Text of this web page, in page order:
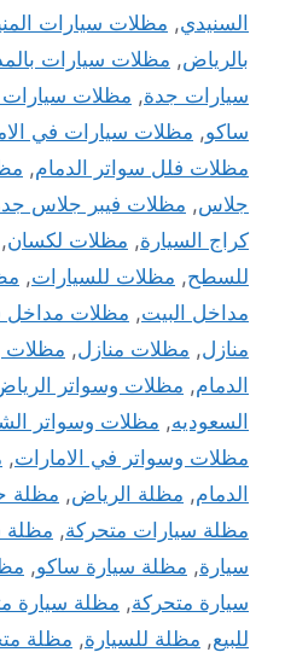
السنيدي, مظلات سيارات
بالرياض, مظلات سيارات
سيارات جدة, مظلات
ساكو, مظلات سيارات في
مظلات فلل سواتر الدمام,
جلاس, مظلات فيبر جلاس
كراج السيارة, مظلات لكسان,
للسطح, مظلات للسيارات,
مداخل البيت, مظلات مداخل
منازل, مظلات منازل, مظلات
الدمام, مظلات وسواتر
السعوديه, مظلات وسواتر
مظلات وسواتر في الامارات,
الدمام, مظلة الرياض, مظلة
مظلة سيارات متحركة, مظلة
سيارة, مظلة سيارة ساكو,
سيارة متحركة, مظلة سيارة
للبيع, مظلة للسيارة, مظلة